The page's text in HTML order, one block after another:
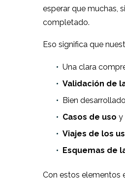
esperar que muchas,
completado.
Eso significa que
Una clara
Validación de
Bien desarrollado
Casos de uso y
Viajes de los
Esquemas de
Con estos elementos